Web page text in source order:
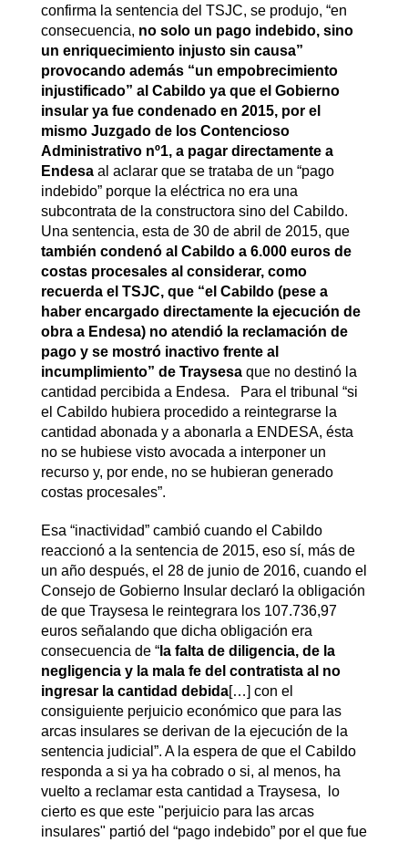
confirma la sentencia del TSJC, se produjo, “en
consecuencia, no solo un pago indebido, sino
un enriquecimiento injusto sin causa”
provocando además “un empobrecimiento
injustificado” al Cabildo ya que el Gobierno
insular ya fue condenado en 2015, por el
mismo Juzgado de los Contencioso
Administrativo nº1, a pagar directamente a
Endesa al aclarar que se trataba de un “pago
indebido” porque la eléctrica no era una
subcontrata de la constructora sino del Cabildo.
Una sentencia, esta de 30 de abril de 2015, que
también condenó al Cabildo a 6.000 euros de
costas procesales al considerar, como
recuerda el TSJC, que “el Cabildo (pese a
haber encargado directamente la ejecución de
obra a Endesa) no atendió la reclamación de
pago y se mostró inactivo frente al
incumplimiento” de Traysesaque no destinó la
cantidad percibida a Endesa. Para el tribunal “si
el Cabildo hubiera procedido a reintegrarse la
cantidad abonada y a abonarla a ENDESA, ésta
no se hubiese visto avocada a interponer un
recurso y, por ende, no se hubieran generado
costas procesales”.
Esa “inactividad” cambió cuando el Cabildo
reaccionó a la sentencia de 2015, eso sí, más de
un año después, el 28 de junio de 2016, cuando el
Consejo de Gobierno Insular declaró la obligación
de que Traysesa le reintegrara los 107.736,97
euros señalando que dicha obligación era
consecuencia de “la falta de diligencia, de la
negligencia y la mala fe del contratista al no
ingresar la cantidad debida[…] con el
consiguiente perjuicio económico que para las
arcas insulares se derivan de la ejecución de la
sentencia judicial”. A la espera de que el Cabildo
responda a si ya ha cobrado o si, al menos, ha
vuelto a reclamar esta cantidad a Traysesa, lo
cierto es que este "perjuicio para las arcas
insulares" partió del “pago indebido” por el que fue